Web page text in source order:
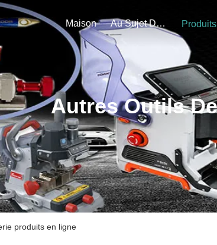
Maison Au Sujet De Nous Produits
Autres Outils
produits en ligne